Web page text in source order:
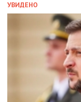
УВИДЕНО